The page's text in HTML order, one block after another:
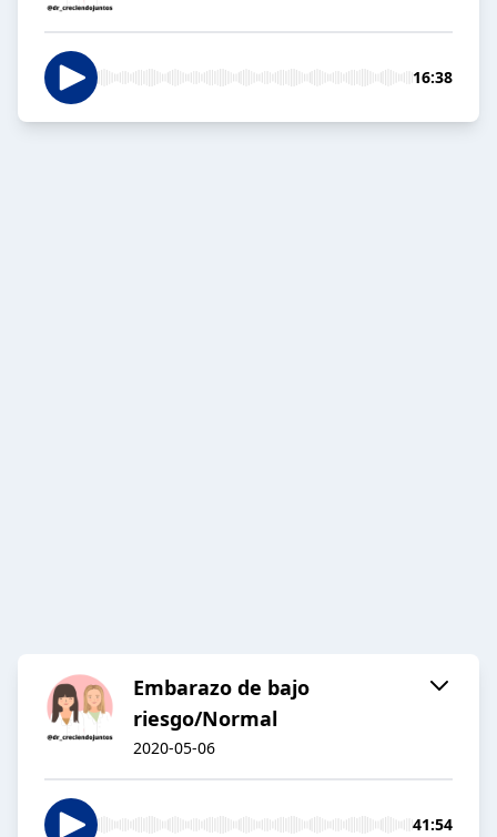
16:38
Embarazo de bajo
riesgo/Normal
2020-05-06
41:54